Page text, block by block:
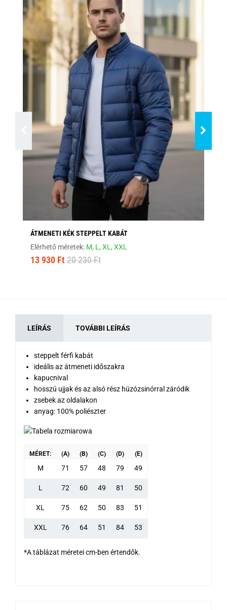
ÁTMENETI KÉK STEPPELT KABÁT
Elérhető méretek: M, L,XL,XXL
13 930 Ft 20 230 Ft
LEÍRÁS TOVÁBBI LEÍRÁS
steppelt férfi kabát
ideális az átmeneti időszakra
kapucnival
hosszú ujjak és az alsó rész húzózsinórral záródik
zsebek az oldalakon
anyag: 100% poliészter
MÉRET: (A) (B) (C) (D) (E)
M 71 57 48 79 49
L 72 60 49 81 50
XL 75 62 50 83 51
XXL 76 64 51 84 53
*A táblázat méretei cm-ben értendők.